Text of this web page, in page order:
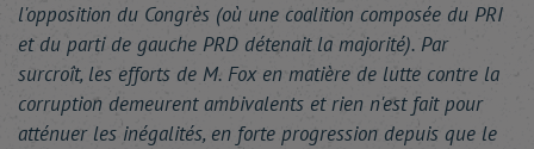
l'opposition du Congrès (où une coalition composée du PRI
et du parti de gauche PRD détenait la majorité). Par
surcroît, les efforts de M. Fox en matière de lutte contre la
corruption demeurent ambivalents et rien n'est fait pour
atténuer les inégalités, en forte progression depuis que le